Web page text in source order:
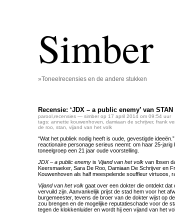
Simber
»Toneelrecensies en de andere stukken
Recensie: ‘JDX – a public enemy’ van STAN
parool recensies — simber op 17 april 2014 om 09:54 uur
tags: annette kouwenhoven damiaan de schrijver, frank
de roo
stan vijand van het volk
“Wat het publiek nodig heeft is oude, gevestigde
reactionaire personage serieus neemt: om haar 25-
toneelgroep een 21 jaar oude voorstelling.
JDX – a public enemy is Vijand van het volk van Ibsen
Keersmaeker, Sara De Roo, Damiaan De Schrijver en
Kouwenhoven als half meespelende souffleur virtuoos,
Vijand van het volk gaat over een dokter die ontdekt
vervuild zijn. Aanvankelijk prijst de stad hem voor het
burgemeester, tevens de broer van de dokter wijst op
zou brengen en de mogelijke reputatieschade voor de
tegen de klokkenluider en wordt hij een vijand van het